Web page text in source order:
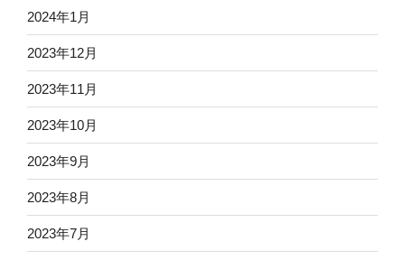
2024年1月
2023年12月
2023年11月
2023年10月
2023年9月
2023年8月
2023年7月